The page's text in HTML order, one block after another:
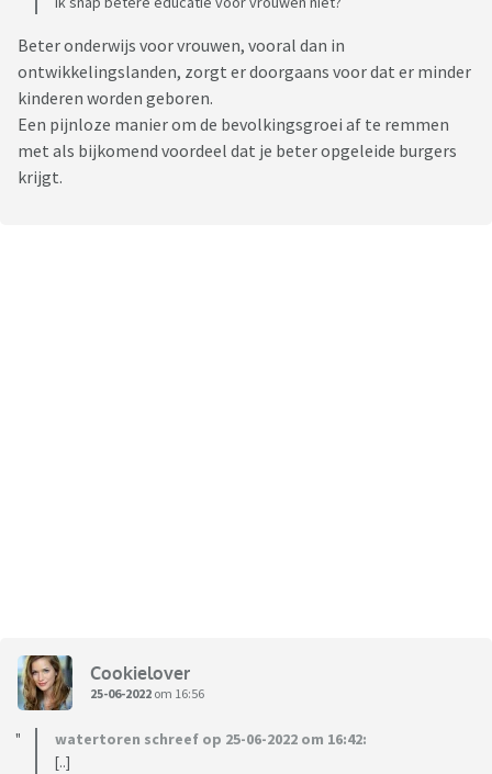
Beter onderwijs voor vrouwen, vooral dan in
ontwikkelingslanden, zorgt er doorgaans voor dat er minder
kinderen worden geboren.
Een pijnloze manier om de bevolkingsgroei af te remmen
met als bijkomend voordeel dat je beter opgeleide burgers
krijgt.
Cookielover
25-06-2022 om 16:56
watertoren schreef op 25-06-2022 om 16:42:
[..]